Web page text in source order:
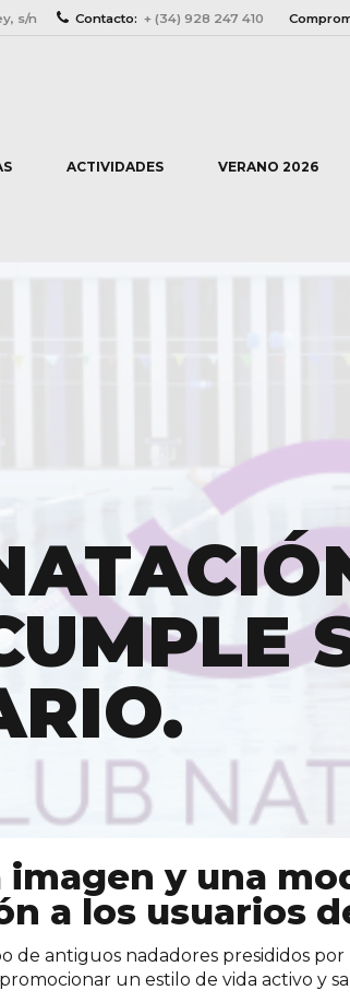
s/n Contacto: + (34) 928 247 410
ACTIVIDADES VERANO 2026
imagen y una
a los usuarios
de antiguos nadadores presididos
un estilo de vida activo y